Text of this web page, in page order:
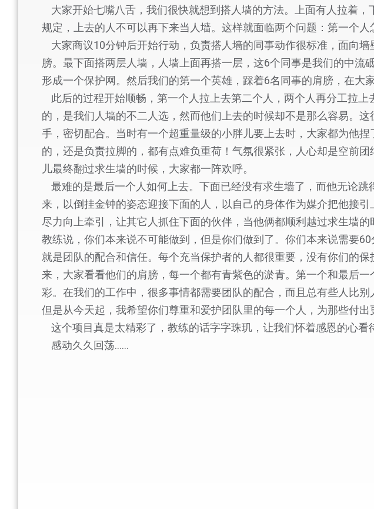
大家开始七嘴八舌，我们很快就想到搭人墙的方法。上面有人拉着
规定，上去的人不可以再下来当人墙。这样就面临两个问题：第一个人
大家商议10分钟后开始行动，负责搭人墙的同事动作很标准，面向
膀。最下面搭两层人墙，人墙上面再搭一层，这6个同事是我们的中
形成一个保护网。然后我们的第一个英雄，踩着6名同事的肩膀，在大
此后的过程开始顺畅，第一个人拉上去第二个人，两个人再分工拉
的，是我们人墙的不二人选，然而他们上去的时候却不是那么容易。
手，密切配合。当时有一个超重量级的小胖儿要上去时，大家都为他
的，还是负责拉脚的，都有点难负重荷！气氛很紧张，人心却是空前
儿最终翻过求生墙的时候，大家都一阵欢呼。
最难的是最后一个人如何上去。下面已经没有求生墙了，而他无论
来，以倒挂金钟的姿态迎接下面的人，以自己的身体作为媒介把他接
尽力向上牵引，让其它人抓住下面的伙伴，当他俩都顺利越过求生墙的
教练说，你们本来说不可能做到，但是你们做到了。你们本来说需要
就是团队的配合和信任。每个充当保护者的人都很重要，没有你们的
来，大家看看他们的肩膀，每一个都有青紫色的淤青。第一个和最后
彩。在我们的工作中，很多事情都需要团队的配合，而且总有些人比
但是从今天起，我希望你们尊重和爱护团队里的每一个人，为那些付出
这个项目真是太精彩了，教练的话字字珠玑，让我们怀着感恩的心看
感动久久回荡……